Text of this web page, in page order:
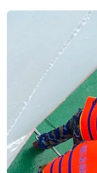
#James Cameron
#Thảm kịch
Theo dõi